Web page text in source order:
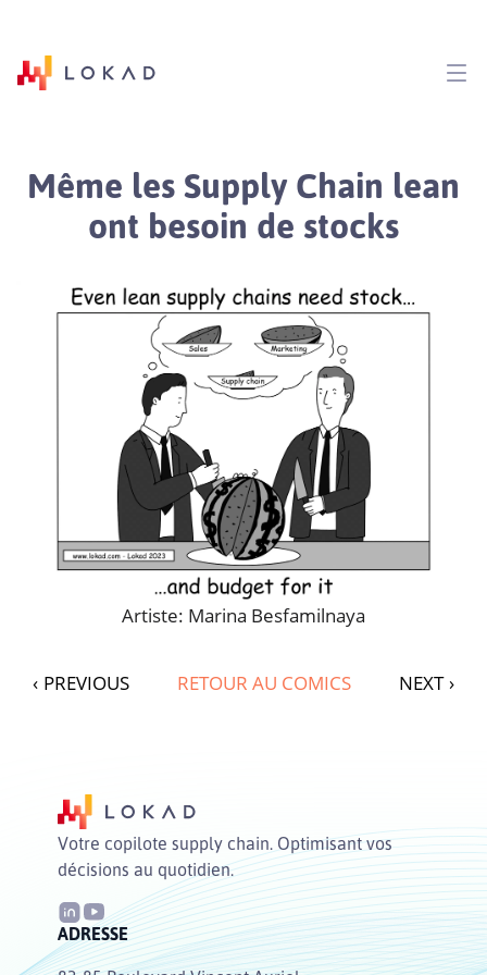
Même les Supply Chain lean
ont besoin de stocks
Artiste: Marina Besfamilnaya
‹ PREVIOUS RETOUR AU COMICS NEXT ›
Votre copilote supply chain. Optimisant vos
décisions au quotidien.
ADRESSE